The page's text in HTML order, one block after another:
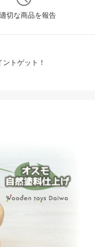
切な商品を報告
トゲット！